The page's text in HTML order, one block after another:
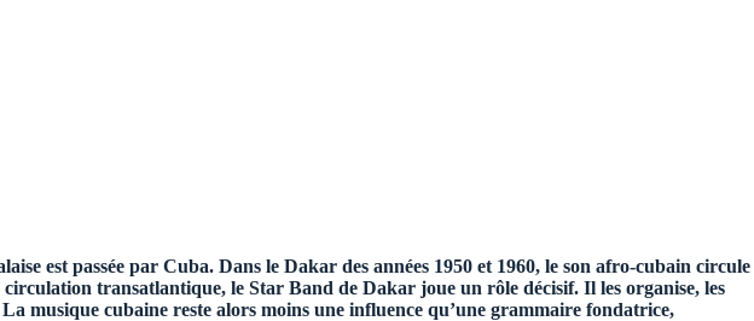
est passée par Cuba. Dans le Dakar des années 1950 et 1960, le son afro-cubain circule
transatlantique, le Star Band de Dakar joue un rôle décisif. Il les organise, les
musique cubaine reste alors moins une influence qu’une grammaire fondatrice,